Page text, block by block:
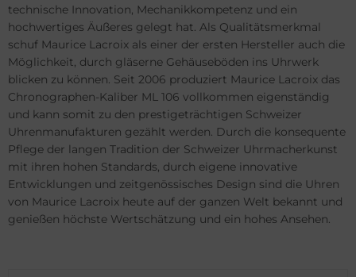
technische Innovation, Mechanikkompetenz und ein
hochwertiges Äußeres gelegt hat. Als Qualitätsmerkmal
schuf Maurice Lacroix als einer der ersten Hersteller auch die
Möglichkeit, durch gläserne Gehäuseböden ins Uhrwerk
blicken zu können. Seit 2006 produziert Maurice Lacroix das
Chronographen-Kaliber ML 106 vollkommen eigenständig
und kann somit zu den prestigeträchtigen Schweizer
Uhrenmanufakturen gezählt werden. Durch die konsequente
Pflege der langen Tradition der Schweizer Uhrmacherkunst
mit ihren hohen Standards, durch eigene innovative
Entwicklungen und zeitgenössisches Design sind die Uhren
von Maurice Lacroix heute auf der ganzen Welt bekannt und
genießen höchste Wertschätzung und ein hohes Ansehen.
Dubuis